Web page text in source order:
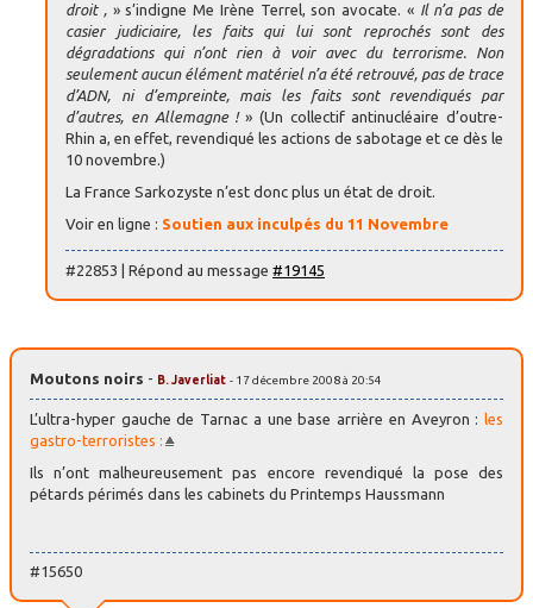
droit ,» s’indigne Me Irène Terrel, son avocate. « Il n’a pas de
casier judiciaire, les faits qui lui sont reprochés sont des
dégradations qui n’ont rien à voir avec du terrorisme. Non
seulement aucun élément matériel n’a été retrouvé, pas de trace
d’ADN, ni d’empreinte, mais les faits sont revendiqués par
d’autres, en Allemagne !» (Un collectif antinucléaire d’outre-
Rhin a, en effet, revendiqué les actions de sabotage et ce dès le
10 novembre.)
La France Sarkozyste n’est donc plus un état de droit.
Voir en ligne : Soutien aux inculpés du 11 Novembre
#22853 | Répond au message #19145
Moutons noirs - B. Javerliat - 17 décembre 2008 à 20:54
L’ultra-hyper gauche de Tarnac a une base arrière en Aveyron : les
gastro-terroristes :
Ils n’ont malheureusement pas encore revendiqué la pose des
pétards périmés dans les cabinets du Printemps Haussmann
#15650